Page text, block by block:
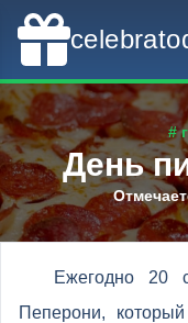
#
День
Ежегодно 20
Пеперони,